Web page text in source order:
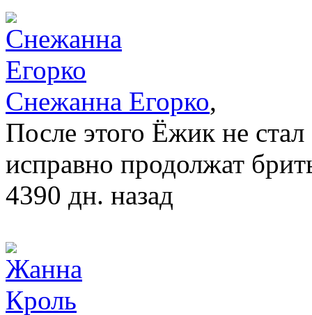
Снежанна Егорко,
После этого Ёжик не
исправно продолжат
4390 дн. назад